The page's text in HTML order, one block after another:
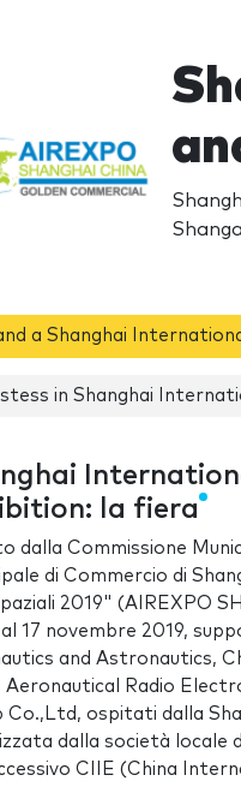
a Shanghai
in Shanghai
la fiera
dalla Commissione
di Commercio di
2019" (AIREXPO
al 17 novembre 2019,
and Astronautics,
Aeronautical Radio
Co.,Ltd, ospitati dalla
dalla società locale
CIIE (China